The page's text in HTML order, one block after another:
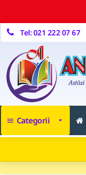
Tel: 021 222 07 67
Categorii